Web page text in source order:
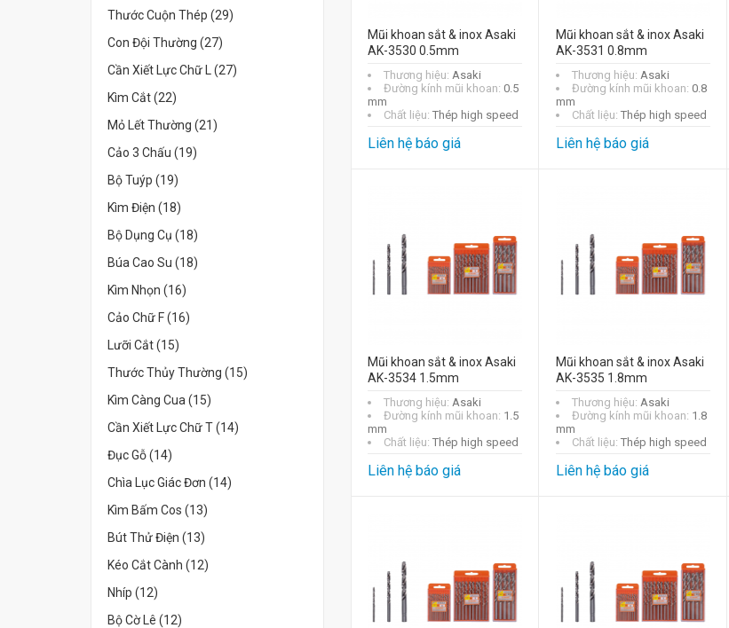
Thước Cuộn Thép (29)
Con Đội Thường (27)
Cần Xiết Lực Chữ L (27)
Kìm Cắt (22)
Mỏ Lết Thường (21)
Cảo 3 Chấu (19)
Bộ Tuýp (19)
Kìm Điện (18)
Bộ Dụng Cụ (18)
Búa Cao Su (18)
Kìm Nhọn (16)
Cảo Chữ F (16)
Lưỡi Cắt (15)
Thước Thủy Thường (15)
Kìm Càng Cua (15)
Cần Xiết Lực Chữ T (14)
Đục Gỗ (14)
Chìa Lục Giác Đơn (14)
Kìm Bấm Cos (13)
Bút Thử Điện (13)
Kéo Cắt Cành (12)
Nhíp (12)
Bộ Cờ Lê (12)
Mũi khoan sắt & inox Asaki
AK-3530 0.5mm
Thương hiệu: Asaki
Đường kính mũi khoan: 0.5
mm
Chất liệu: Thép high speed
Liên hệ báo giá
Mũi khoan sắt & inox Asaki
AK-3531 0.8mm
Thương hiệu: Asaki
Đường kính mũi khoan: 0.8
mm
Chất liệu: Thép high speed
Liên hệ báo giá
Mũi khoan sắt & inox Asaki
AK-3534 1.5mm
Thương hiệu: Asaki
Đường kính mũi khoan: 1.5
mm
Chất liệu: Thép high speed
Liên hệ báo giá
Mũi khoan sắt & inox Asaki
AK-3535 1.8mm
Thương hiệu: Asaki
Đường kính mũi khoan: 1.8
mm
Chất liệu: Thép high speed
Liên hệ báo giá